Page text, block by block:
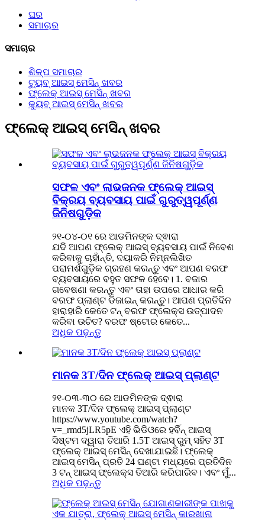
ଘର
ସମାଚାର
ସମାଚାର
ଶିଳ୍ପ ସମାଚାର
ଟ୍ୟୁବ୍ ଆଇସ୍ ମେସିନ୍ ଖବର
ଫ୍ଲେକ୍ ଆଇସ୍ ମେସିନ୍ ଖବର
କ୍ୟୁବ୍ ଆଇସ୍ ମେସିନ୍ ଖବର
ଫ୍ଲେକ୍ ଆଇସ୍ ମେସିନ୍ ଖବର
ସଫଳ ଏବଂ ଲାଭଜନକ ଫ୍ଲେକ୍ ଆଇସ୍
ବିକ୍ରୟ ବ୍ୟବସାୟ ପାଇଁ ଗୁରୁତ୍ୱପୂର୍ଣ୍ଣ
ଜିନିଷଗୁଡ଼ିକ
୨୧-୦୪-୦୧ ରେ ଆଡମିନଙ୍କ ଦ୍ଵାରା
ଯଦି ଆପଣ ଫ୍ଲେକ୍ ଆଇସ୍ ବ୍ୟବସାୟ ପାଇଁ ନିବେଶ
କରିବାକୁ ଚାହାଁନ୍ତି, ଦୟାକରି ନିମ୍ନଲିଖିତ
ପରାମର୍ଶଗୁଡ଼ିକ ଗ୍ରହଣ କରନ୍ତୁ ଏବଂ ଆପଣ ବରଫ
ବ୍ୟବସାୟରେ ବହୁତ ସଫଳ ହେବେ। 1. ବଜାର
ଗବେଷଣା କରନ୍ତୁ ଏବଂ ତାହା ଉପରେ ଆଧାର କରି
ବରଫ ପ୍ଲାଣ୍ଟ ଡିଜାଇନ୍ କରନ୍ତୁ। ଆପଣ ପ୍ରତିଦିନ
ହାରାହାରି କେତେ ଟନ୍ ବରଫ ଫ୍ଲେକ୍ସ ଉତ୍ପାଦନ
କରିବା ଉଚିତ? ବରଫ ଷ୍ଟୋର କେତେ...
ଅଧିକ ପଢ଼ନ୍ତୁ
ମାନକ 3T/ଦିନ ଫ୍ଲେକ୍ ଆଇସ୍ ପ୍ଲାଣ୍ଟ
୨୧-୦୩-୩୦ ରେ ଆଡମିନଙ୍କ ଦ୍ଵାରା
ମାନକ 3T/ଦିନ ଫ୍ଲେକ୍ ଆଇସ୍ ପ୍ଲାଣ୍ଟ
https://www.youtube.com/watch?
v=_rmd5jLR5pE ଏହି ଭିଡିଓରେ ହର୍ବିନ୍ ଆଇସ୍
ସିଷ୍ଟମ ଦ୍ୱାରା ତିଆରି 1.5T ଆଇସ୍ ରୁମ୍ ସହିତ 3T
ଫ୍ଲେକ୍ ଆଇସ୍ ମେସିନ୍ ଦେଖାଯାଇଛି। ଫ୍ଲେକ୍
ଆଇସ୍ ମେସିନ୍ ପ୍ରତି 24 ଘଣ୍ଟା ମଧ୍ୟରେ ପ୍ରତିଦିନ
3 ଟନ୍ ଆଇସ୍ ଫ୍ଲେକ୍ସ ତିଆରି କରିପାରିବ। ଏବଂ ମୁଁ...
ଅଧିକ ପଢ଼ନ୍ତୁ